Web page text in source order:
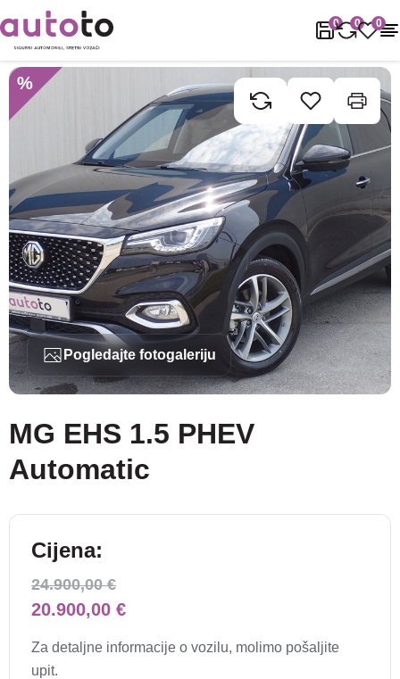
0 0 0
Naslovnica Rabljena vozila MG EHS 1.5 PHEV
%
Pogledajte fotogaleriju
MG EHS 1.5 PHEV
Automatic
Cijena:
24.900,00 €
20.900,00 €
Za detaljne informacije o vozilu, molimo pošaljite
upit.